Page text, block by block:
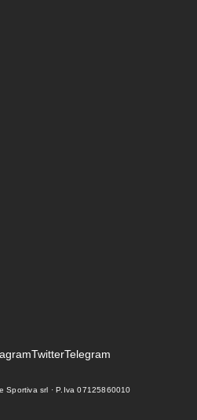
TwitterTelegram
Sportiva srl · P.Iva 07125860010